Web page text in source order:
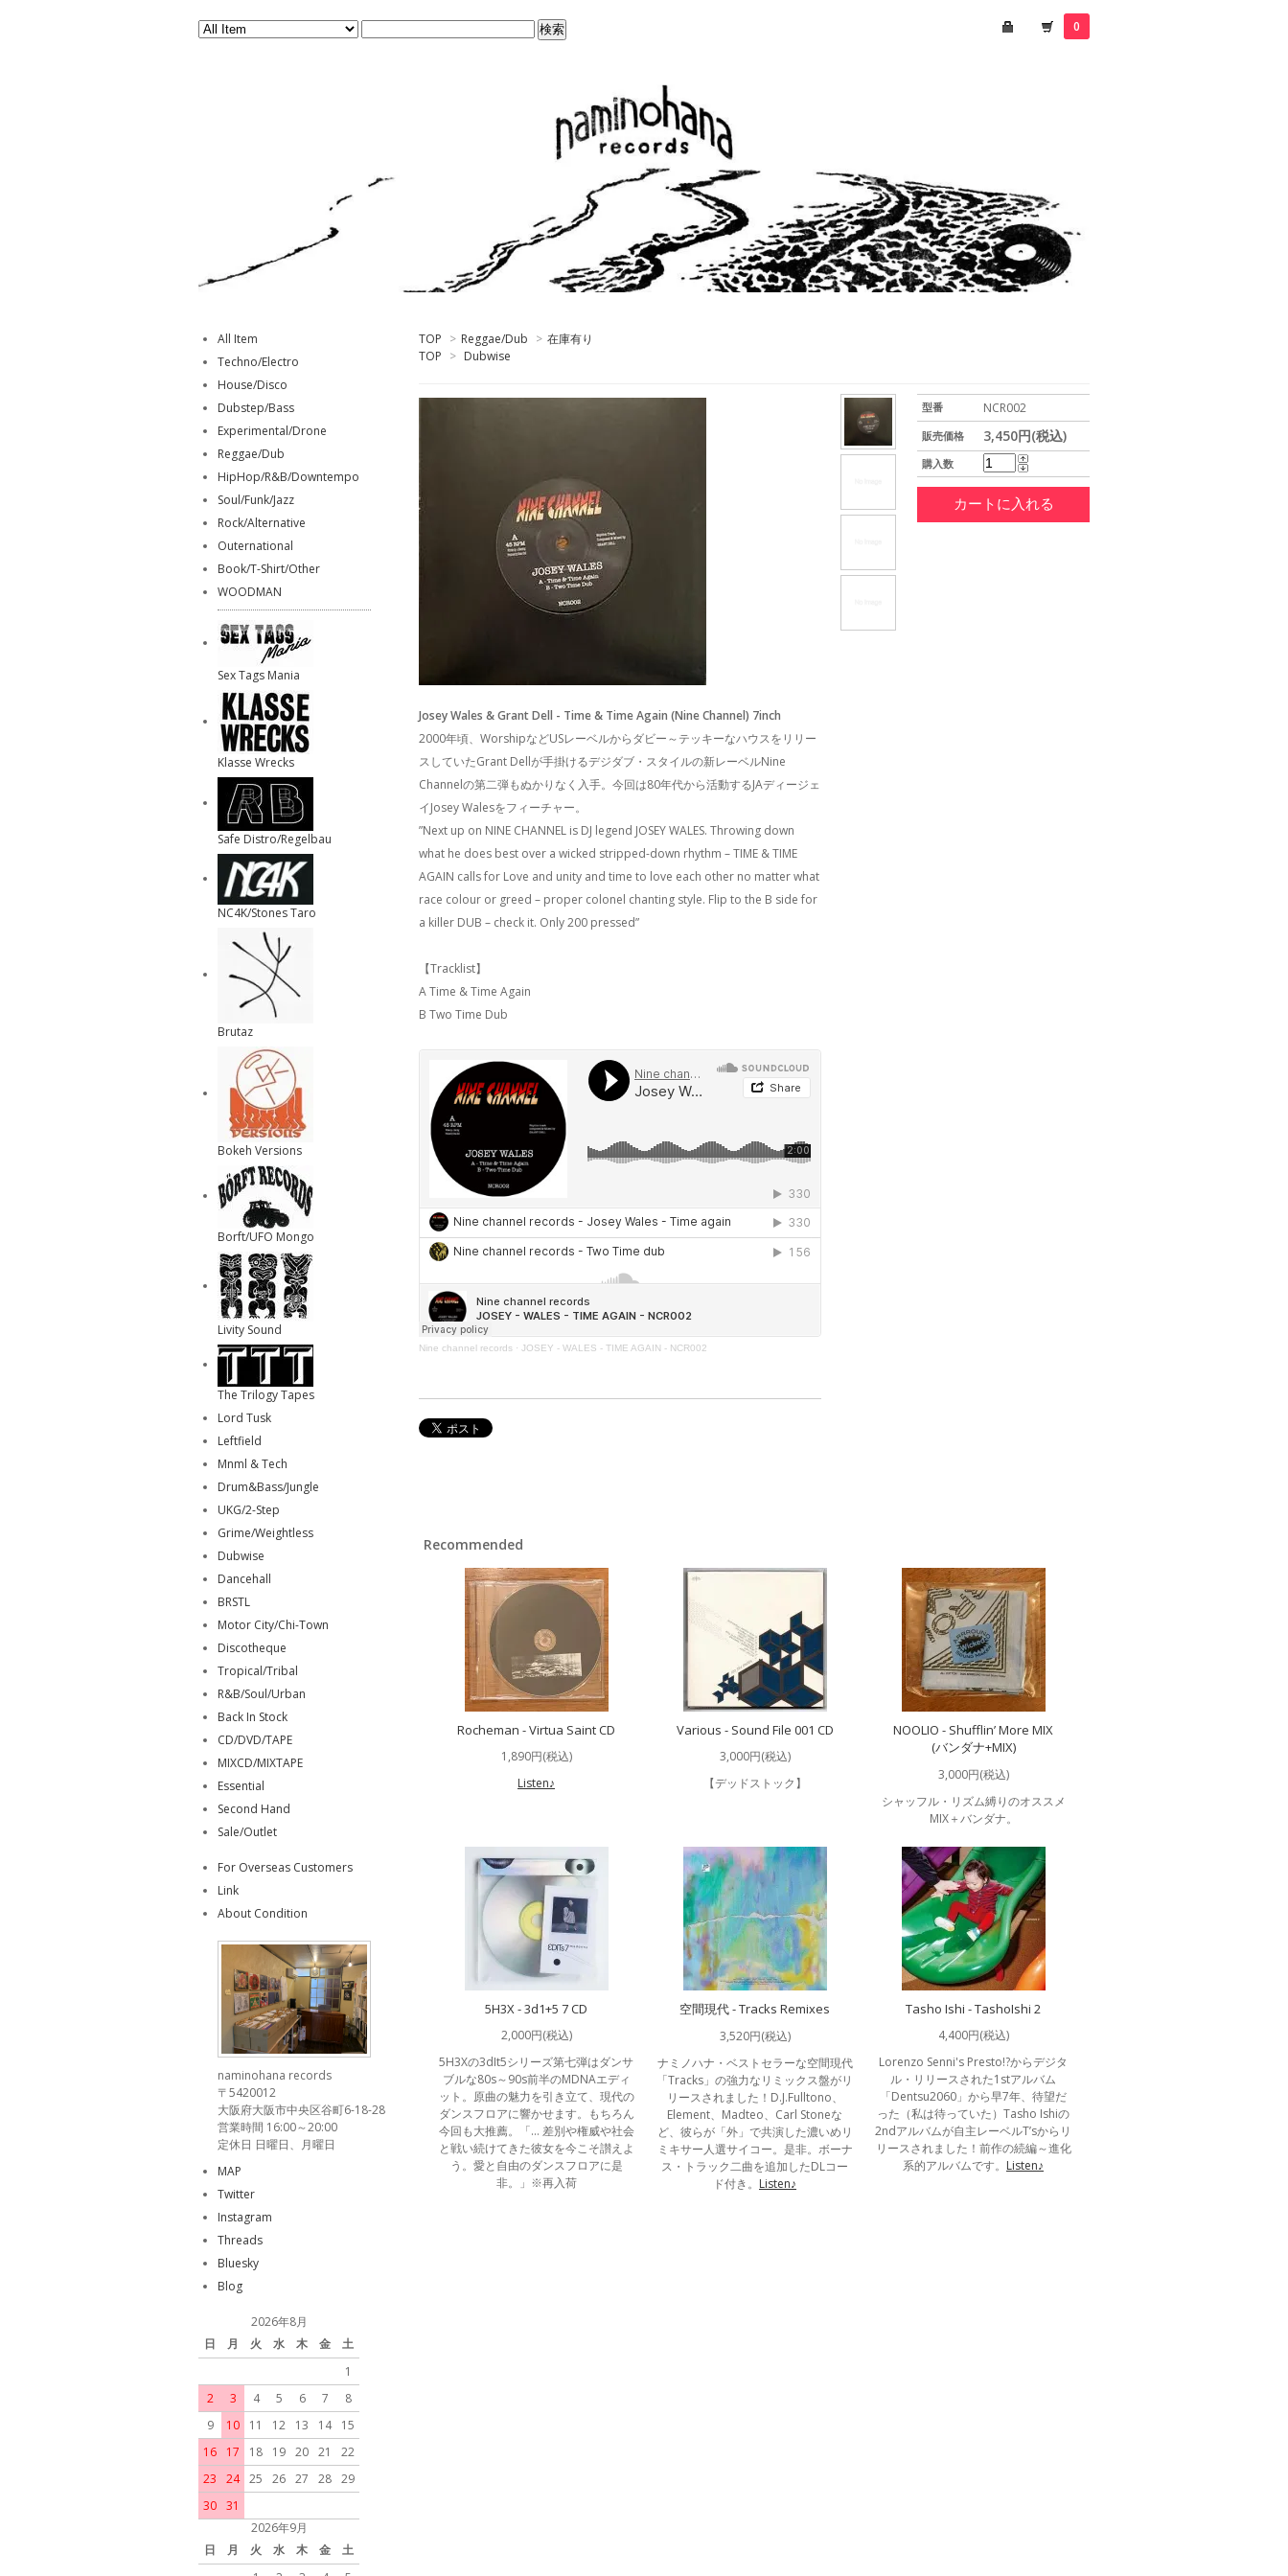
0
TOP > Reggae/Dub > 在庫有り
TOP > Dubwise
型番 NCR002
販売価格 3,450円(税込)
購入数
Josey Wales & Grant Dell - Time & Time Again (Nine Channel) 7inch
2000年頃、WorshipなどUSレーベルからダビー～テッキーなハウスをリリー
スしていたGrant Dellが手掛けるデジダブ・スタイルの新レーベルNine
Channelの第二弾もぬかりなく入手。今回は80年代から活動するJAディージェ
イJosey Walesをフィーチャー。
”Next up on NINE CHANNEL is DJ legend JOSEY WALES. Throwing down
what he does best over a wicked stripped-down rhythm – TIME & TIME
AGAIN calls for Love and unity and time to love each other no matter what
race colour or greed – proper colonel chanting style. Flip to the B side for
a killer DUB – check it. Only 200 pressed”
【Tracklist】
A Time & Time Again
B Two Time Dub
Nine channel records · JOSEY - WALES - TIME AGAIN - NCR002
Recommended
Rocheman - Virtua Saint CD
1,890円(税込)
Listen♪
Various - Sound File 001 CD
3,000円(税込)
【デッドストック】
NOOLIO - Shufflin’ More MIX
(バンダナ+MIX)
3,000円(税込)
シャッフル・リズム縛りのオススメ
MIX＋バンダナ。
5H3X - 3d1+5 7 CD
2,000円(税込)
5H3Xの3dIt5シリーズ第七弾はダンサ
ブルな80s～90s前半のMDNAエディ
ット。原曲の魅力を引き立て、現代の
ダンスフロアに響かせます。もちろん
今回も大推薦。「… 差別や権威や社会
と戦い続けてきた彼女を今こそ讃えよ
う。愛と自由のダンスフロアに是
非。」※再入荷
空間現代 - Tracks Remixes
3,520円(税込)
ナミノハナ・ベストセラーな空間現代
「Tracks」の強力なリミックス盤がリ
リースされました！D.J.Fulltono、
Element、Madteo、Carl Stoneな
ど、彼らが「外」で共演した濃いめリ
ミキサー人選サイコー。是非。ボーナ
ス・トラック二曲を追加したDLコー
ド付き。 Listen♪
Tasho Ishi - TashoIshi 2
4,400円(税込)
Lorenzo Senni's Presto!?からデジタ
ル・リリースされた1stアルバム
「Dentsu2060」から早7年、待望だ
った（私は待っていた）Tasho Ishiの
2ndアルバムが自主レーベルT’sからリ
リースされました！前作の続編～進化
系的アルバムです。 Listen♪
All Item
Techno/Electro
House/Disco
Dubstep/Bass
Experimental/Drone
Reggae/Dub
HipHop/R&B/Downtempo
Soul/Funk/Jazz
Rock/Alternative
Outernational
Book/T-Shirt/Other
WOODMAN
Sex Tags Mania
Klasse Wrecks
Safe Distro/Regelbau
NC4K/Stones Taro
Brutaz
Bokeh Versions
Borft/UFO Mongo
Livity Sound
The Trilogy Tapes
Lord Tusk
Leftfield
Mnml & Tech
Drum&Bass/Jungle
UKG/2-Step
Grime/Weightless
Dubwise
Dancehall
BRSTL
Motor City/Chi-Town
Discotheque
Tropical/Tribal
R&B/Soul/Urban
Back In Stock
CD/DVD/TAPE
MIXCD/MIXTAPE
Essential
Second Hand
Sale/Outlet
For Overseas Customers
Link
About Condition
naminohana records
〒5420012
大阪府大阪市中央区谷町6-18-28
営業時間 16:00～20:00
定休日 日曜日、月曜日
MAP
Twitter
Instagram
Threads
Bluesky
Blog
2026年8月
日
月 火 水 木 金
土
1
2
3 4 5 6 7
8
9
10 11 12 13 14
15
16
17 18 19 20 21
22
23
24 25 26 27 28 29
30 31
2026年9月
日
月 火 水 木 金
土